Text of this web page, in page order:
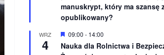
ż
n
i
n
e
manuskrypt, który ma szansę
opublikowany?
WRZ
4
W
r
09:00 - 14:00
Nauka dla Rolnictwa i